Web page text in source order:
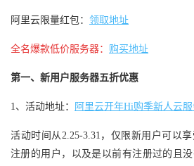
阿里云限量红包： 领取地址
全名爆款低价服务器： 购买地址
第一、新用户服务器五折优惠
1、活动地址： 阿里云开年Hi购季新人云
活动时间从2.25-3.31，仅限新用户可以
注册的用户，以及是以前有注册过的且